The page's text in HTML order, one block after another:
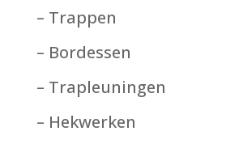
– Trappen
– Bordessen
– Trapleuningen
– Hekwerken